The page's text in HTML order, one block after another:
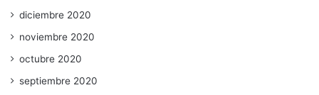
diciembre 2020
noviembre 2020
octubre 2020
septiembre 2020